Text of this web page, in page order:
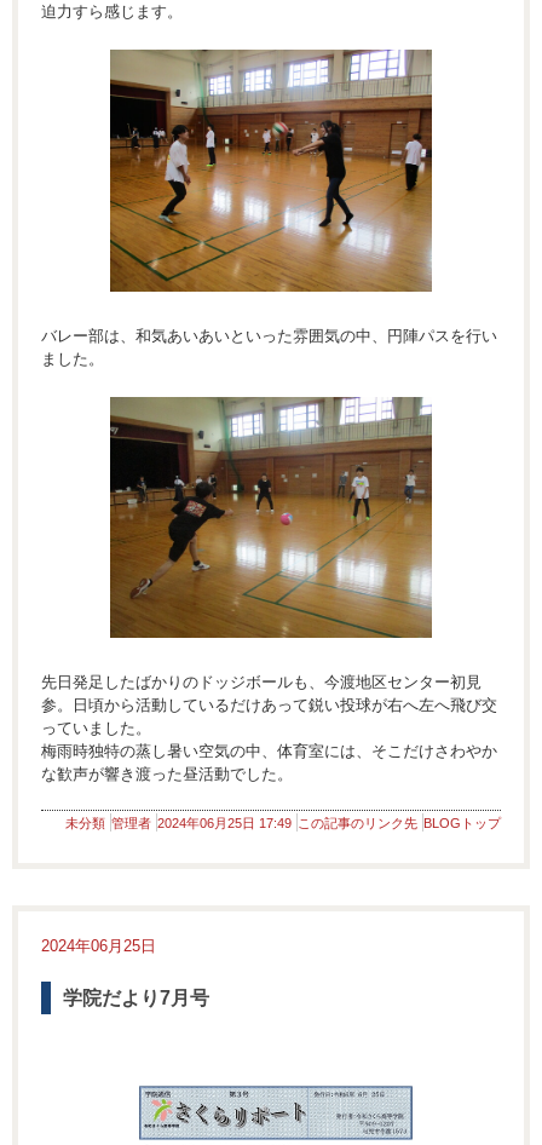
迫力すら感じます。
バレー部は、和気あいあいといった雰囲気の中、円陣パスを行い
ました。
先日発足したばかりのドッジボールも、今渡地区センター初見
参。日頃から活動しているだけあって鋭い投球が右へ左へ飛び交
っていました。
梅雨時独特の蒸し暑い空気の中、体育室には、そこだけさわやか
な歓声が響き渡った昼活動でした。
未分類 管理者 2024年06月25日 17:49 この記事のリンク先 BLOGトップ
2024年06月25日
学院だより7月号